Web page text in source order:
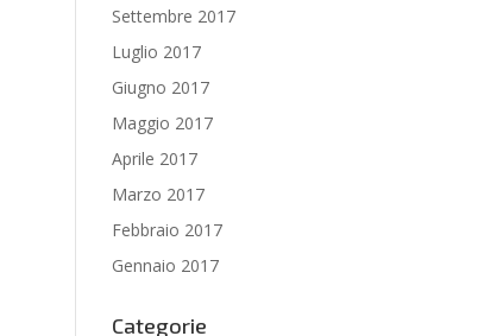
Settembre 2017
Luglio 2017
Giugno 2017
Maggio 2017
Aprile 2017
Marzo 2017
Febbraio 2017
Gennaio 2017
Categorie